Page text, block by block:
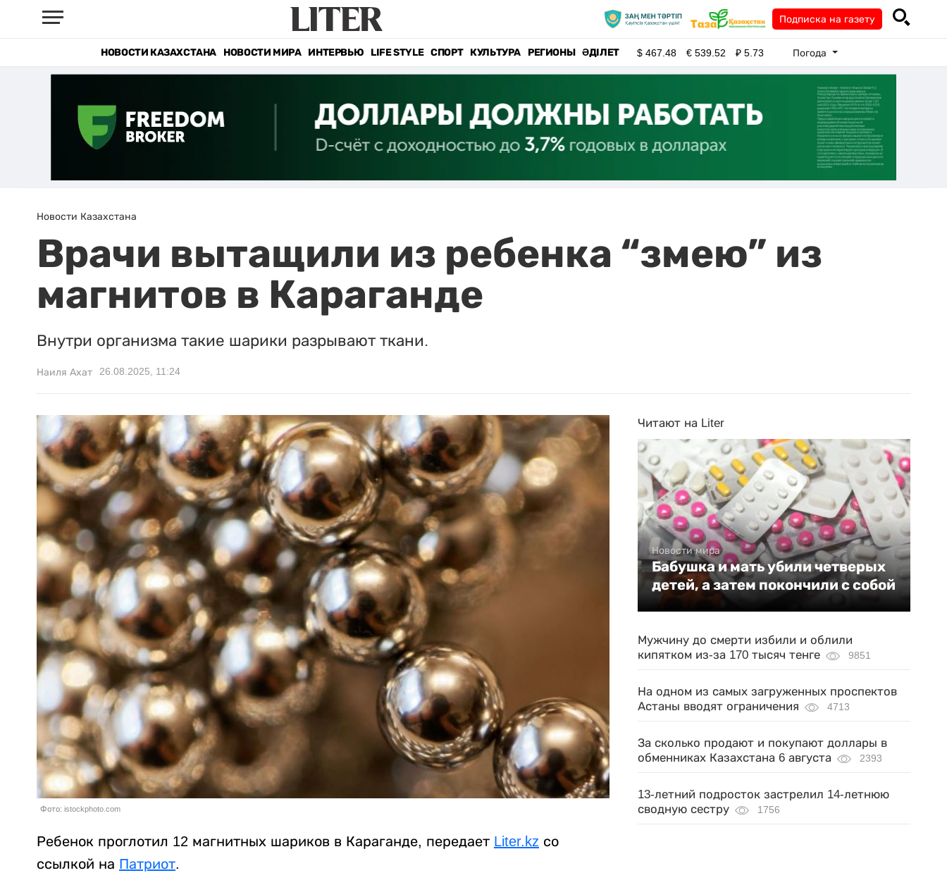
Подписка на газету
НОВОСТИ КАЗАХСТАНА НОВОСТИ МИРА ИНТЕРВЬЮ LIFE STYLE СПОРТ КУЛЬТУРА РЕГИОНЫ ӘДІЛЕТ $467.48 €539.52 ₽5.73 Погода
Новости Казахстана
Врачи вытащили из ребенка “змею” из
магнитов в Караганде
Внутри организма такие шарики разрывают ткани.
Наиля Ахат 26.08.2025, 11:24
Фото: istockphoto.com
Ребенок проглотил 12 магнитных шариков в Караганде, передает Liter.kz со
ссылкой на Патриот.
Читают на Liter
Новости мира
Бабушка и мать убили четверых
детей, а затем покончили с собой
Мужчину до смерти избили и облили
кипятком из-за 170 тысяч тенге
9851
На одном из самых загруженных проспектов
Астаны вводят ограничения
4713
За сколько продают и покупают доллары в
обменниках Казахстана 6 августа
2393
13-летний подросток застрелил 14-летнюю
сводную сестру
1756